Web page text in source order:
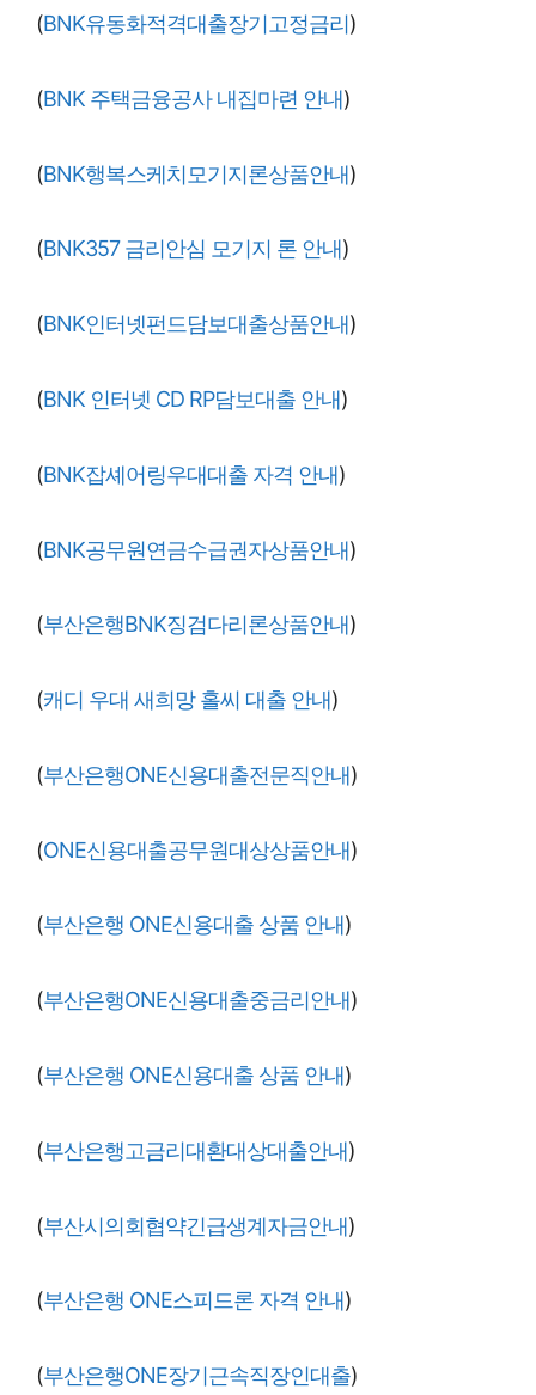
(BNK유동화적격대출장기고정금리)
(BNK 주택금융공사 내집마련 안내)
(BNK행복스케치모기지론상품안내)
(BNK357 금리안심 모기지 론 안내)
(BNK인터넷펀드담보대출상품안내)
(BNK 인터넷 CD RP담보대출 안내)
(BNK잡셰어링우대대출 자격 안내)
(BNK공무원연금수급권자상품안내)
(부산은행BNK징검다리론상품안내)
(캐디 우대 새희망 홀씨 대출 안내)
(부산은행ONE신용대출전문직안내)
(ONE신용대출공무원대상상품안내)
(부산은행 ONE신용대출 상품 안내)
(부산은행ONE신용대출중금리안내)
(부산은행 ONE신용대출 상품 안내)
(부산은행고금리대환대상대출안내)
(부산시의회협약긴급생계자금안내)
(부산은행 ONE스피드론 자격 안내)
(부산은행ONE장기근속직장인대출)